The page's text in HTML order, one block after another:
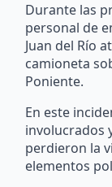
Durante las
personal de
Juan del Río
camioneta
Poniente.
En este
involucrados
perdieron la
elementos